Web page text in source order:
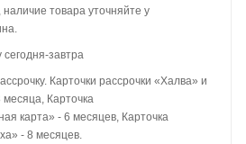
наличие товара уточняйте у
завтра
Карточки рассрочки «Халва» и
месяца, Карточка
карта» - 6 месяцев, Карточка
- 8 месяцев.